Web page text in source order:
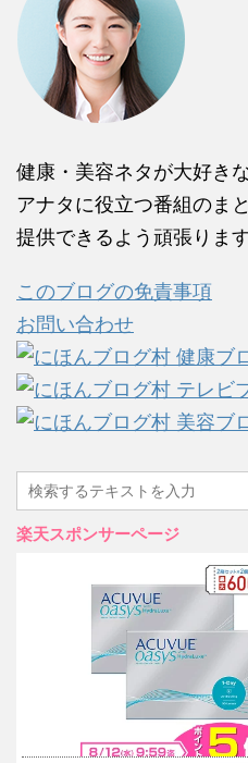
健康・美容ネタが大好き
アナタに役立つ番組のま
提供できるよう頑張りま
このブログの免責事項
お問い合わせ
楽天スポンサーページ